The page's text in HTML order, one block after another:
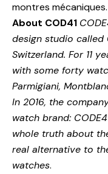
montres mécaniques.
About COD41
design studio called
Switzerland. For 11
with some forty
Parmigiani,
In 2016, the
watch brand:
whole truth about
real alternative to
watches.